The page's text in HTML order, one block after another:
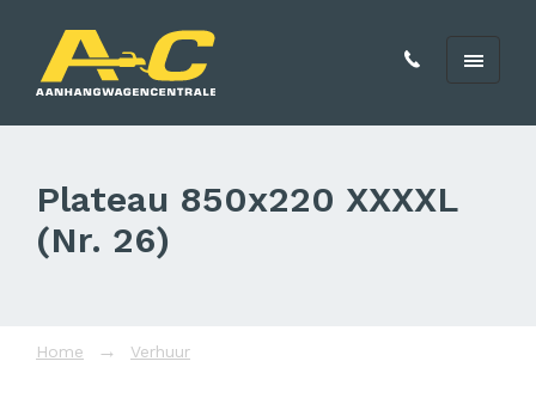
Plateau 850x220 XXXXL
(Nr. 26)
Home Verhuur